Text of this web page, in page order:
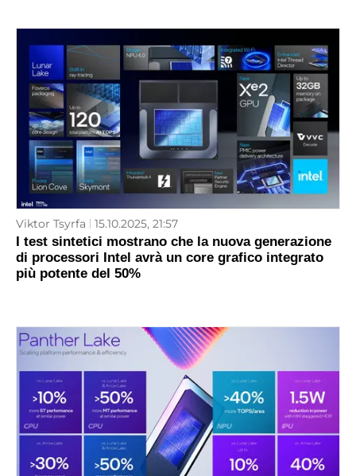
Viktor Tsyrfa 15.10.2025, 21:57
I test sintetici mostrano che la nuova generazione
di processori Intel avrà un core grafico integrato
più potente del 50%